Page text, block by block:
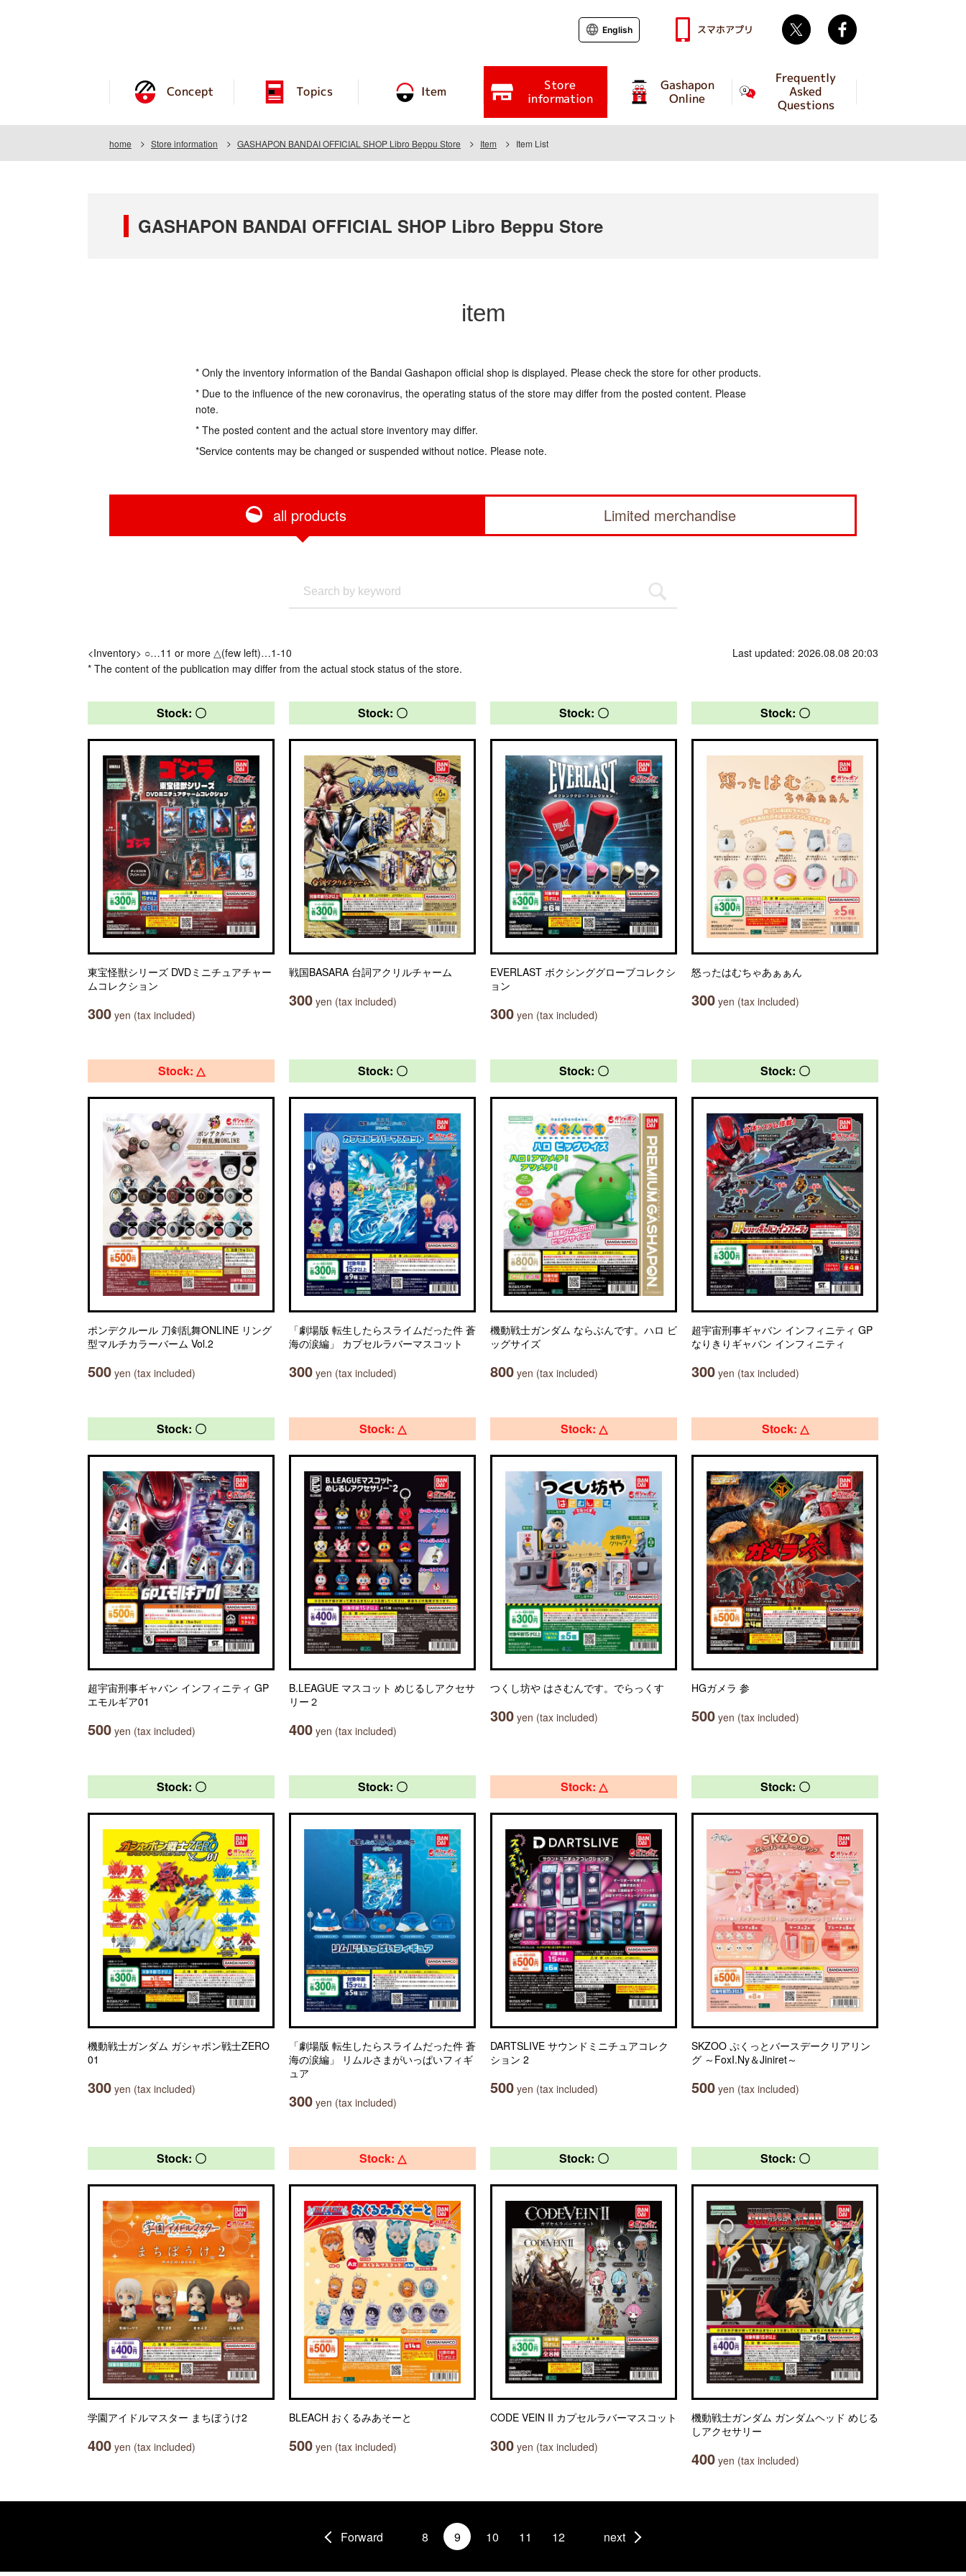
Concept Topics Item Store
information
Gashapon
Online
Frequently
Asked
Questions
English スマホアプリ Twitter
home Store information GASHAPON BANDAI OFFICIAL SHOP Libro Beppu Store Item Item List
GASHAPON BANDAI OFFICIAL SHOP Libro Beppu Store
item
* Only the inventory information of the Bandai Gashapon official shop is displayed. Please check the store for other products.
* Due to the influence of the new coronavirus, the operating status of the store may differ from the posted content. Please
note.
* The posted content and the actual store inventory may differ.
*Service contents may be changed or suspended without notice. Please note.
all products Limited merchandise
<Inventory> ○…11 or more △(few left)…1-10
* The content of the publication may differ from the actual stock status of the store.
Last updated: 2026.08.08 20:03
Stock: 〇
東宝怪獣シリーズ DVDミニチュアチャー
ムコレクション
300 yen (tax included)
Stock: 〇
戦国BASARA 台詞アクリルチャーム
300 yen (tax included)
Stock: 〇
EVERLAST ボクシンググローブコレクシ
ョン
300 yen (tax included)
Stock: 〇
怒ったはむちゃあぁぁん
300 yen (tax included)
Stock: △
ポンデクルール 刀剣乱舞ONLINE リング
型マルチカラーバーム Vol.2
500 yen (tax included)
Stock: 〇
「劇場版 転生したらスライムだった件 蒼
海の涙編」 カプセルラバーマスコット
300 yen (tax included)
Stock: 〇
機動戦士ガンダム ならぶんです。ハロ ビ
ッグサイズ
800 yen (tax included)
Stock: 〇
超宇宙刑事ギャバン インフィニティ GP
なりきりギャバン インフィニティ
300 yen (tax included)
Stock: 〇
超宇宙刑事ギャバン インフィニティ GP
エモルギア01
500 yen (tax included)
Stock: △
B.LEAGUE マスコット めじるしアクセサ
リー２
400 yen (tax included)
Stock: △
つくし坊や はさむんです。でらっくす
300 yen (tax included)
Stock: △
HGガメラ 参
500 yen (tax included)
Stock: 〇
機動戦士ガンダム ガシャポン戦士ZERO
01
300 yen (tax included)
Stock: 〇
「劇場版 転生したらスライムだった件 蒼
海の涙編」 リムルさまがいっぱいフィギ
ュア
300 yen (tax included)
Stock: △
DARTSLIVE サウンドミニチュアコレク
ション 2
500 yen (tax included)
Stock: 〇
SKZOO ぷくっとバースデークリアリン
グ ～FoxI.Ny＆Jiniret～
500 yen (tax included)
Stock: 〇
学園アイドルマスター まちぼうけ2
400 yen (tax included)
Stock: △
BLEACH おくるみあそーと
500 yen (tax included)
Stock: 〇
CODE VEIN II カプセルラバーマスコット
300 yen (tax included)
Stock: 〇
機動戦士ガンダム ガンダムヘッド めじる
しアクセサリー
400 yen (tax included)
Forward 8 9 10 11 12 next